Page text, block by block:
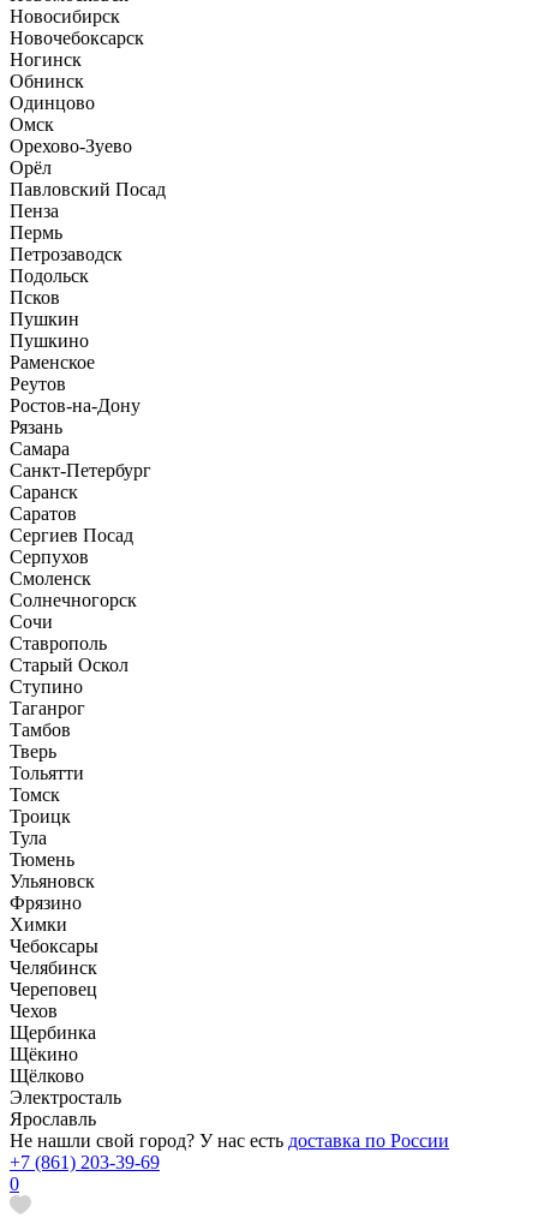
Новосибирск
Новочебоксарск
Ногинск
Обнинск
Одинцово
Омск
Орехово-Зуево
Орёл
Павловский Посад
Пенза
Пермь
Петрозаводск
Подольск
Псков
Пушкин
Пушкино
Раменское
Реутов
Ростов-на-Дону
Рязань
Самара
Санкт-Петербург
Саранск
Саратов
Сергиев Посад
Серпухов
Смоленск
Солнечногорск
Сочи
Ставрополь
Старый Оскол
Ступино
Таганрог
Тамбов
Тверь
Тольятти
Томск
Троицк
Тула
Тюмень
Ульяновск
Фрязино
Химки
Чебоксары
Челябинск
Череповец
Чехов
Щербинка
Щёкино
Щёлково
Электросталь
Ярославль
Не нашли свой город? У нас есть доставка по России
+7 (861) 203-39-69
0